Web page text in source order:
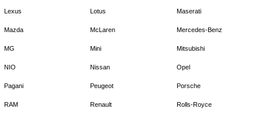
Lexus Lotus Maserati
Mazda McLaren Mercedes-Benz
MG Mini Mitsubishi
NIO Nissan Opel
Pagani Peugeot Porsche
RAM Renault Rolls-Royce